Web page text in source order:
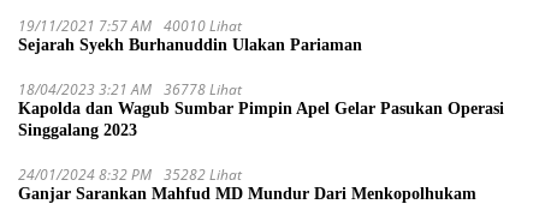
19/11/2021 7:57 AM 40010 Lihat
Sejarah Syekh Burhanuddin Ulakan Pariaman
18/04/2023 3:21 AM 36778 Lihat
Kapolda dan Wagub Sumbar Pimpin Apel Gelar Pasukan Operasi
Singgalang 2023
24/01/2024 8:32 PM 35282 Lihat
Ganjar Sarankan Mahfud MD Mundur Dari Menkopolhukam